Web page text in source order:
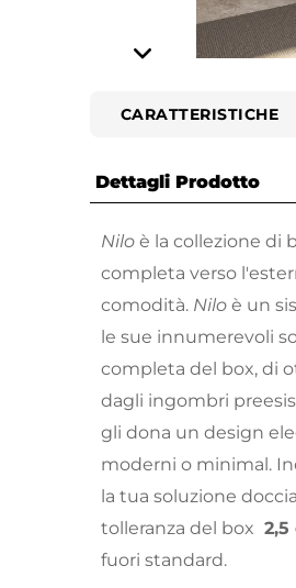
CARATTERISTICHE
Dettagli Prodotto
Nilo è la collezione di
completa verso
comodità. Nilo è un
le sue innumerevoli
completa del box, di
dagli ingombri
gli dona un design
moderni o minimal.
la tua soluzione doccia
tolleranza del box 2,5
fuori standard.